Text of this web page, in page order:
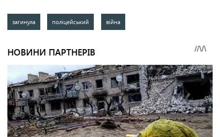
загинула поліцейський війна